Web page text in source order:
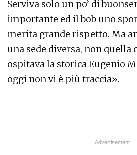
Serviva solo un po’ di
importante ed il bob uno
merita grande rispetto. Ma
una sede diversa, non quella
ospitava la storica Eugenio
oggi non vi è più traccia».